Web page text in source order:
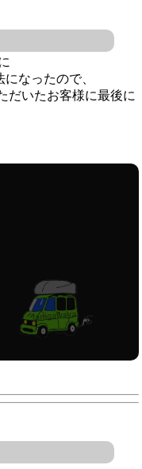
なったので、
だいたお客様に最後に